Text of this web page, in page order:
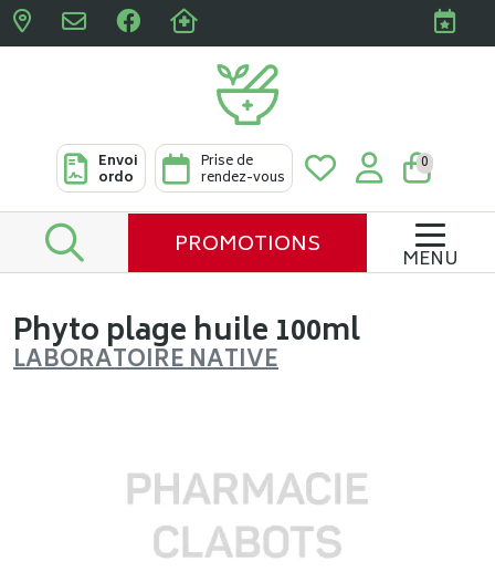
Pharmacies Clabots &
Envoi
ordo
Prise de
rendez-vous
0
PROMOTIONS MENU
Phyto plage huile 100ml
LABORATOIRE NATIVE